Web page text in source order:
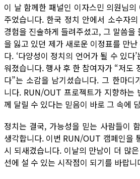
이 날 함께한 패널인 이자스민 의원님
주었습니다. 한국 정치 안에서 소수자
경험을 진솔하게 들려주셨고, 그 말씀을
을 잃고 있던 제가 새로운 이정표를 만
다. ‘다양성이 정치의 언어가 될 수 있다
워졌습니다. 행사 후 한 참여자가 “저도
다”는 소감을 남기셨습니다. 그 한마디
니다. RUN/OUT 프로젝트가 지향하는
께 달릴 수 있다는 믿음이 바로 그 속에
정치는 결국, 가능성을 믿는 사람들이
생각합니다. 이번 RUN/OUT 캠페인을
시 되새겼습니다. 이날의 만남이 더 많
선에 설 수 있는 시작점이 되기를 바랍니